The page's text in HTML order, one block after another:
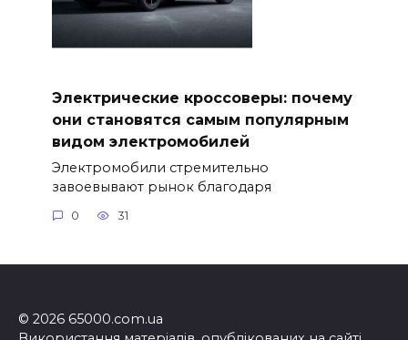
Электрические кроссоверы: почему
они становятся самым популярным
видом электромобилей
Электромобили стремительно
завоевывают рынок благодаря
0 31
© 2026 65000.com.ua